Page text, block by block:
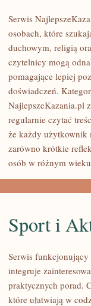
RODZINA
WYCHOWANIE
WIERZE
Serwis
osobach, które
duchowym, religią
czytelnicy mogą
pomagające lepiej
doświadczeń.
NajlepszeKazania.pl
regularnie czytać
że każdy użytkownik
zarówno krótkie
osób w różnym
Sport i
Serwis
integruje
praktycznych porad.
które ułatwiają w